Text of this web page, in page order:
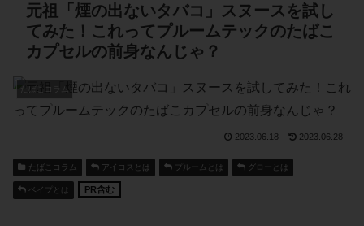
元祖「煙の出ないタバコ」スヌースを試し
てみた！これってプルームテックのたばこ
カプセルの前身なんじゃ？
たばこコラム
2023.06.18 2023.06.28
たばこコラム アイコスとは プルームとは グローとは
ベイプとは PR含む